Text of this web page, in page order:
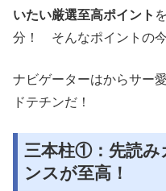
いたい厳選至高ポイント
分！ そんなポイントの
ナビゲーターはからサー
ドテチンだ！
三本柱①：先読
ンスが至高！